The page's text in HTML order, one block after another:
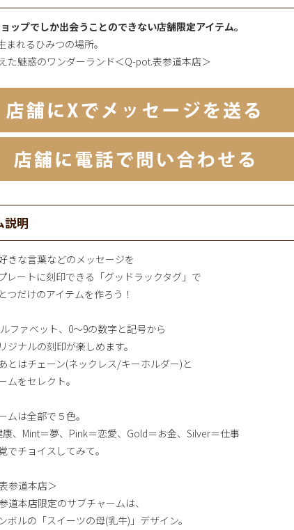
ップでしか出会うことのできない店舗限定アイテム。
まれるひみつの場所。
た魅惑のワンダーランド＜Q-pot.表参道本店＞
説明
きな言葉などのメッセージを
レートに刻印できる「グッドラックタグ」で
つだけのアイテムを作ろう！
ファベット、0～9の数字と記号から
ジナルの刻印が楽しめます。
とはチェーン(ネックレス/キーホルダー)と
ムをセレクト。
ムは全部で５色。
、Mint＝夢、Pink＝恋愛、Gold＝お金、Silver＝仕事
でチョイスしてみて。
参道本店＞
道本店限定のサブチャームは、
ボルの「スイーツの母(乳牛)」デザイン。